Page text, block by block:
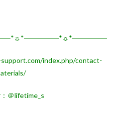
index.php/contact-
＠lifetime_s